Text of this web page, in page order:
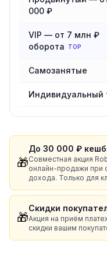
000 ₽
VIP — от 7 млн ₽
оборота
TOP
Самозанятые
Индивидуальный
🎁
До 30 000 ₽
Совместная акция
онлайн-продажи при
дохода. Только для
🎁
Скидки
Акция на приём
скидки вашим